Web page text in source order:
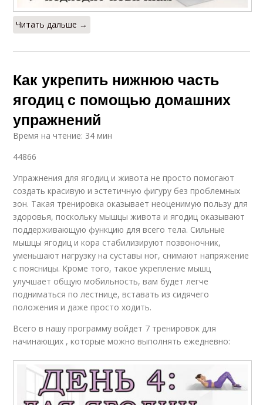
Читать дальше →
Как укрепить нижнюю часть
ягодиц с помощью домашних
упражнений
Время на чтение: 34 мин
44866
Упражнения для ягодиц и живота не просто помогают
создать красивую и эстетичную фигуру без проблемных
зон. Такая тренировка оказывает неоценимую пользу для
здоровья, поскольку мышцы живота и ягодиц оказывают
поддерживающую функцию для всего тела. Сильные
мышцы ягодиц и кора стабилизируют позвоночник,
уменьшают нагрузку на суставы ног, снимают напряжение
с поясницы. Кроме того, такое укрепление мышц
улучшает общую мобильность, вам будет легче
подниматься по лестнице, вставать из сидячего
положения и даже просто ходить.
Всего в нашу программу войдет 7 тренировок для
начинающих , которые можно выполнять ежедневно: